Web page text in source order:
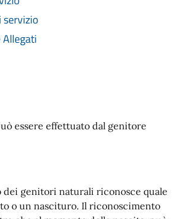
servizio
essere effettuato dal genitore
dei genitori naturali riconosce quale
o un nascituro. Il riconoscimento